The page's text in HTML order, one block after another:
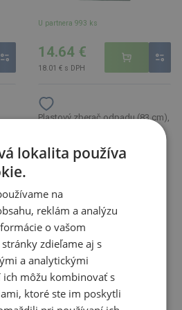
U partnera 993 ks
14.64 €
18.01 € s DPH
Plastový zberač odpadu (83 cm),
Na sklade 98 ks
lokalita používa
na
reklám a analýzu
o vašom
zdieľame aj s
a analytickými
môžu kombinovať s
ktoré ste im poskytli